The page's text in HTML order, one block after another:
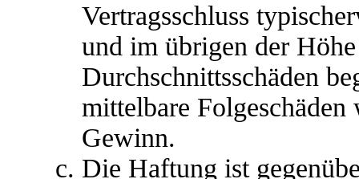
Vertragsschluss
und im übrigen der
Durchschnittsschäden
mittelbare Folgeschäden
Gewinn.
Die Haftung ist